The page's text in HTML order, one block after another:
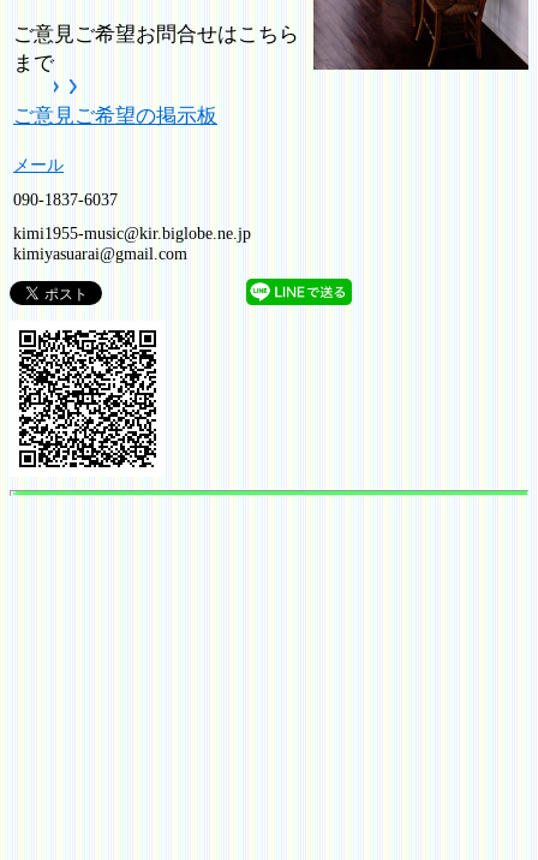
ご意見ご希望お問合せはこちら
まで
ご意見ご希望の掲示板
メール
090-1837-6037
kimi1955-music@kir.biglobe.ne.jp
kimiyasuarai@gmail.com